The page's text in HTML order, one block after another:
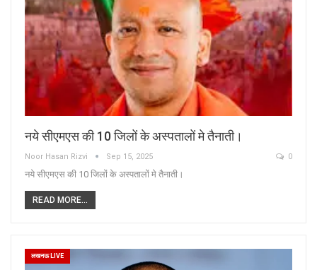
नये सीएमएस की 10 जिलों के अस्पतालों मे तैनाती।
Noor Hasan Rizvi Sep 15, 2025 0
नये सीएमएस की 10 जिलों के अस्पतालों मे तैनाती।
READ MORE...
लखनऊ LIVE